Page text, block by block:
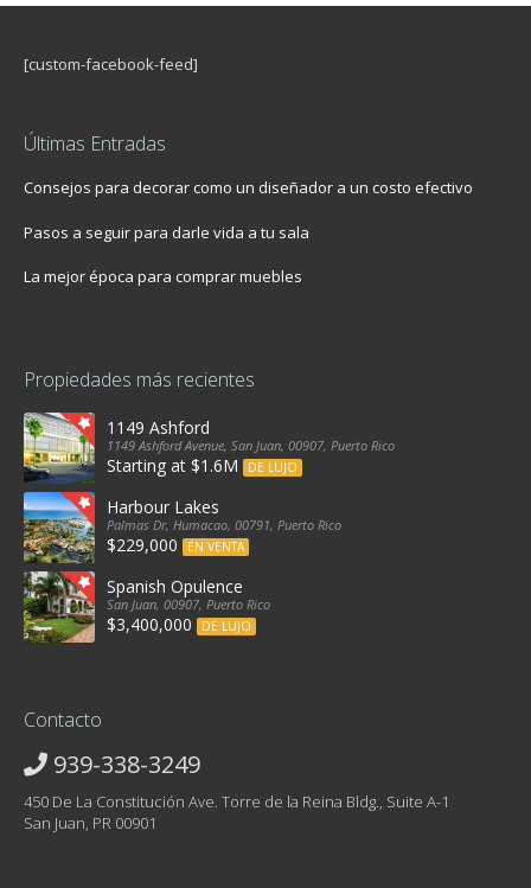
[custom-facebook-feed]
Últimas Entradas
Consejos para decorar como un diseñador a un costo efectivo
Pasos a seguir para darle vida a tu sala
La mejor época para comprar muebles
Propiedades más recientes
1149 Ashford
1149 Ashford Avenue, San Juan, 00907, Puerto Rico
Starting at $1.6M DE LUJO
Harbour Lakes
Palmas Dr, Humacao, 00791, Puerto Rico
$229,000 EN VENTA
Spanish Opulence
San Juan, 00907, Puerto Rico
$3,400,000 DE LUJO
Contacto
939-338-3249
450 De La Constitución Ave. Torre de la Reina Bldg., Suite A-1
San Juan, PR 00901